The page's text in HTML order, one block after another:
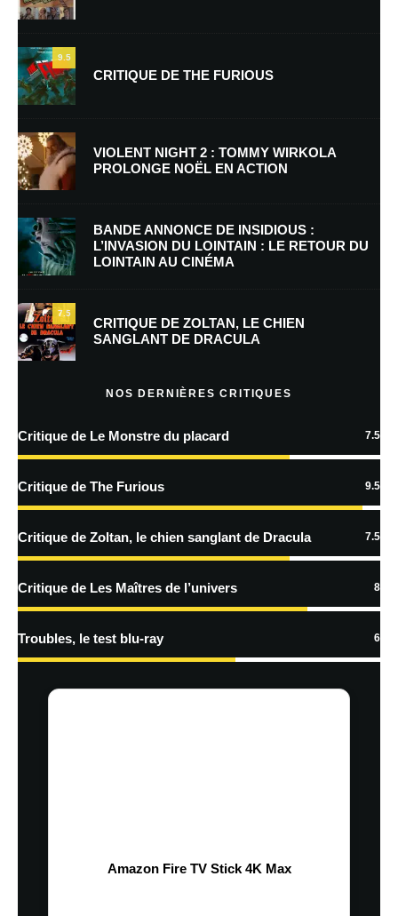
Nom*
E-mail *
Enregistrer mon nom, mon e-mail et mon site dans le navigateur pour
mon prochain commentaire.
plus sur la façon dont les données de vos commentaires sont
9.5
CRITIQUE DE THE FURIOUS
VIOLENT NIGHT 2 : TOMMY WIRKOLA
PROLONGE NOËL EN ACTION
BANDE ANNONCE DE INSIDIOUS :
L’INVASION DU LOINTAIN : LE RETOUR DU
LOINTAIN AU CINÉMA
7.5
CRITIQUE DE ZOLTAN, LE CHIEN
SANGLANT DE DRACULA
NOS DERNIÈRES CRITIQUES
Critique de Le Monstre du placard 7.5
Critique de The Furious 9.5
Critique de Zoltan, le chien sanglant de Dracula 7.5
Critique de Les Maîtres de l’univers 8
Troubles, le test blu-ray 6
Amazon Fire TV Stick 4K Max